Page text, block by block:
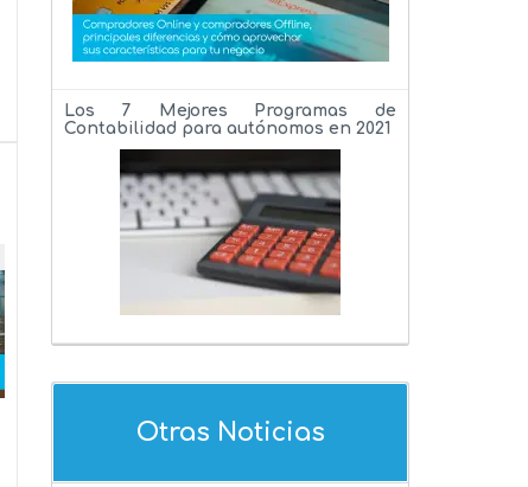
Los 7 Mejores Programas de
Contabilidad para autónomos en 2021
Otras Noticias